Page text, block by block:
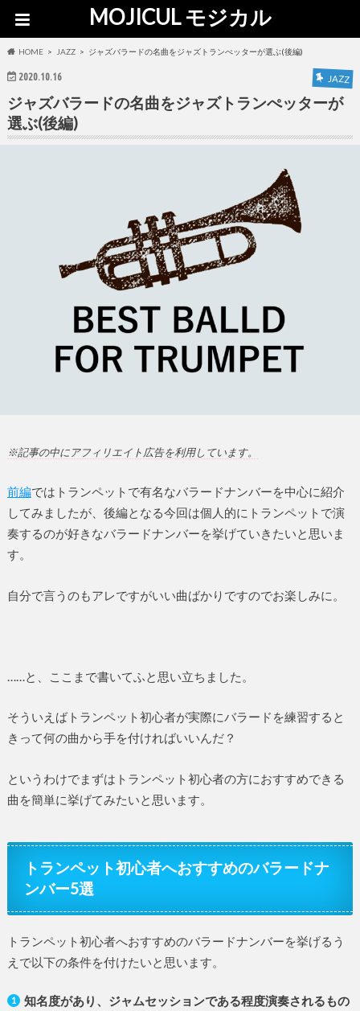
MOJICUL モジカル
HOME JAZZ ジャズバラードの名曲をジャズトランぺッターが選ぶ(後編)
2020.10.16 JAZZ
ジャズバラードの名曲をジャズトランぺッターが
選ぶ(後編)
※記事の中にアフィリエイト広告を利用しています。
前編ではトランペットで有名なバラードナンバーを中心に紹介
してみましたが、後編となる今回は個人的にトランペットで演
奏するのが好きなバラードナンバーを挙げていきたいと思いま
す。
自分で言うのもアレですがいい曲ばかりですのでお楽しみに。
……と、ここまで書いてふと思い立ちました。
そういえばトランペット初心者が実際にバラードを練習すると
きって何の曲から手を付ければいいんだ？
というわけでまずはトランペット初心者の方におすすめできる
曲を簡単に挙げてみたいと思います。
トランペット初心者へおすすめのバラードナ
ンバー5選
トランペット初心者へおすすめのバラードナンバーを挙げるう
えで以下の条件を付けたいと思います。
知名度があり、ジャムセッションである程度演奏されるもの